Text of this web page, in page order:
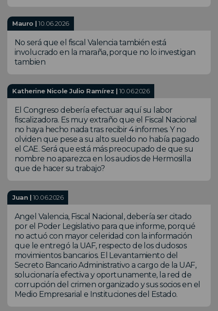
Mauro |10.06.2026
No será que el fiscal Valencia también está
involucrado en la maraña, porque no lo investigan
tambien
Katherine Nicole Julio Ramírez | 10.06.2026
El Congreso debería efectuar aquí su labor
fiscalizadora. Es muy extraño que el Fiscal Nacional
no haya hecho nada tras recibir 4 informes. Y no
olviden que pese a su alto sueldo no había pagado
el CAE. Será que está más preocupado de que su
nombre no aparezca en los audios de Hermosilla
que de hacer su trabajo?
Juan | 10.06.2026
Angel Valencia, Fiscal Nacional, debería ser citado
por el Poder Legislativo para que informe, porqué
no actuó con mayor celeridad con la información
que le entregó la UAF, respecto de los dudosos
movimientos bancarios. El Levantamiento del
Secreto Bancario Administrativo a cargo de la UAF,
solucionaría efectiva y oportunamente, la red de
corrupción del crimen organizado y sus socios en el
Medio Empresarial e Instituciones del Estado.